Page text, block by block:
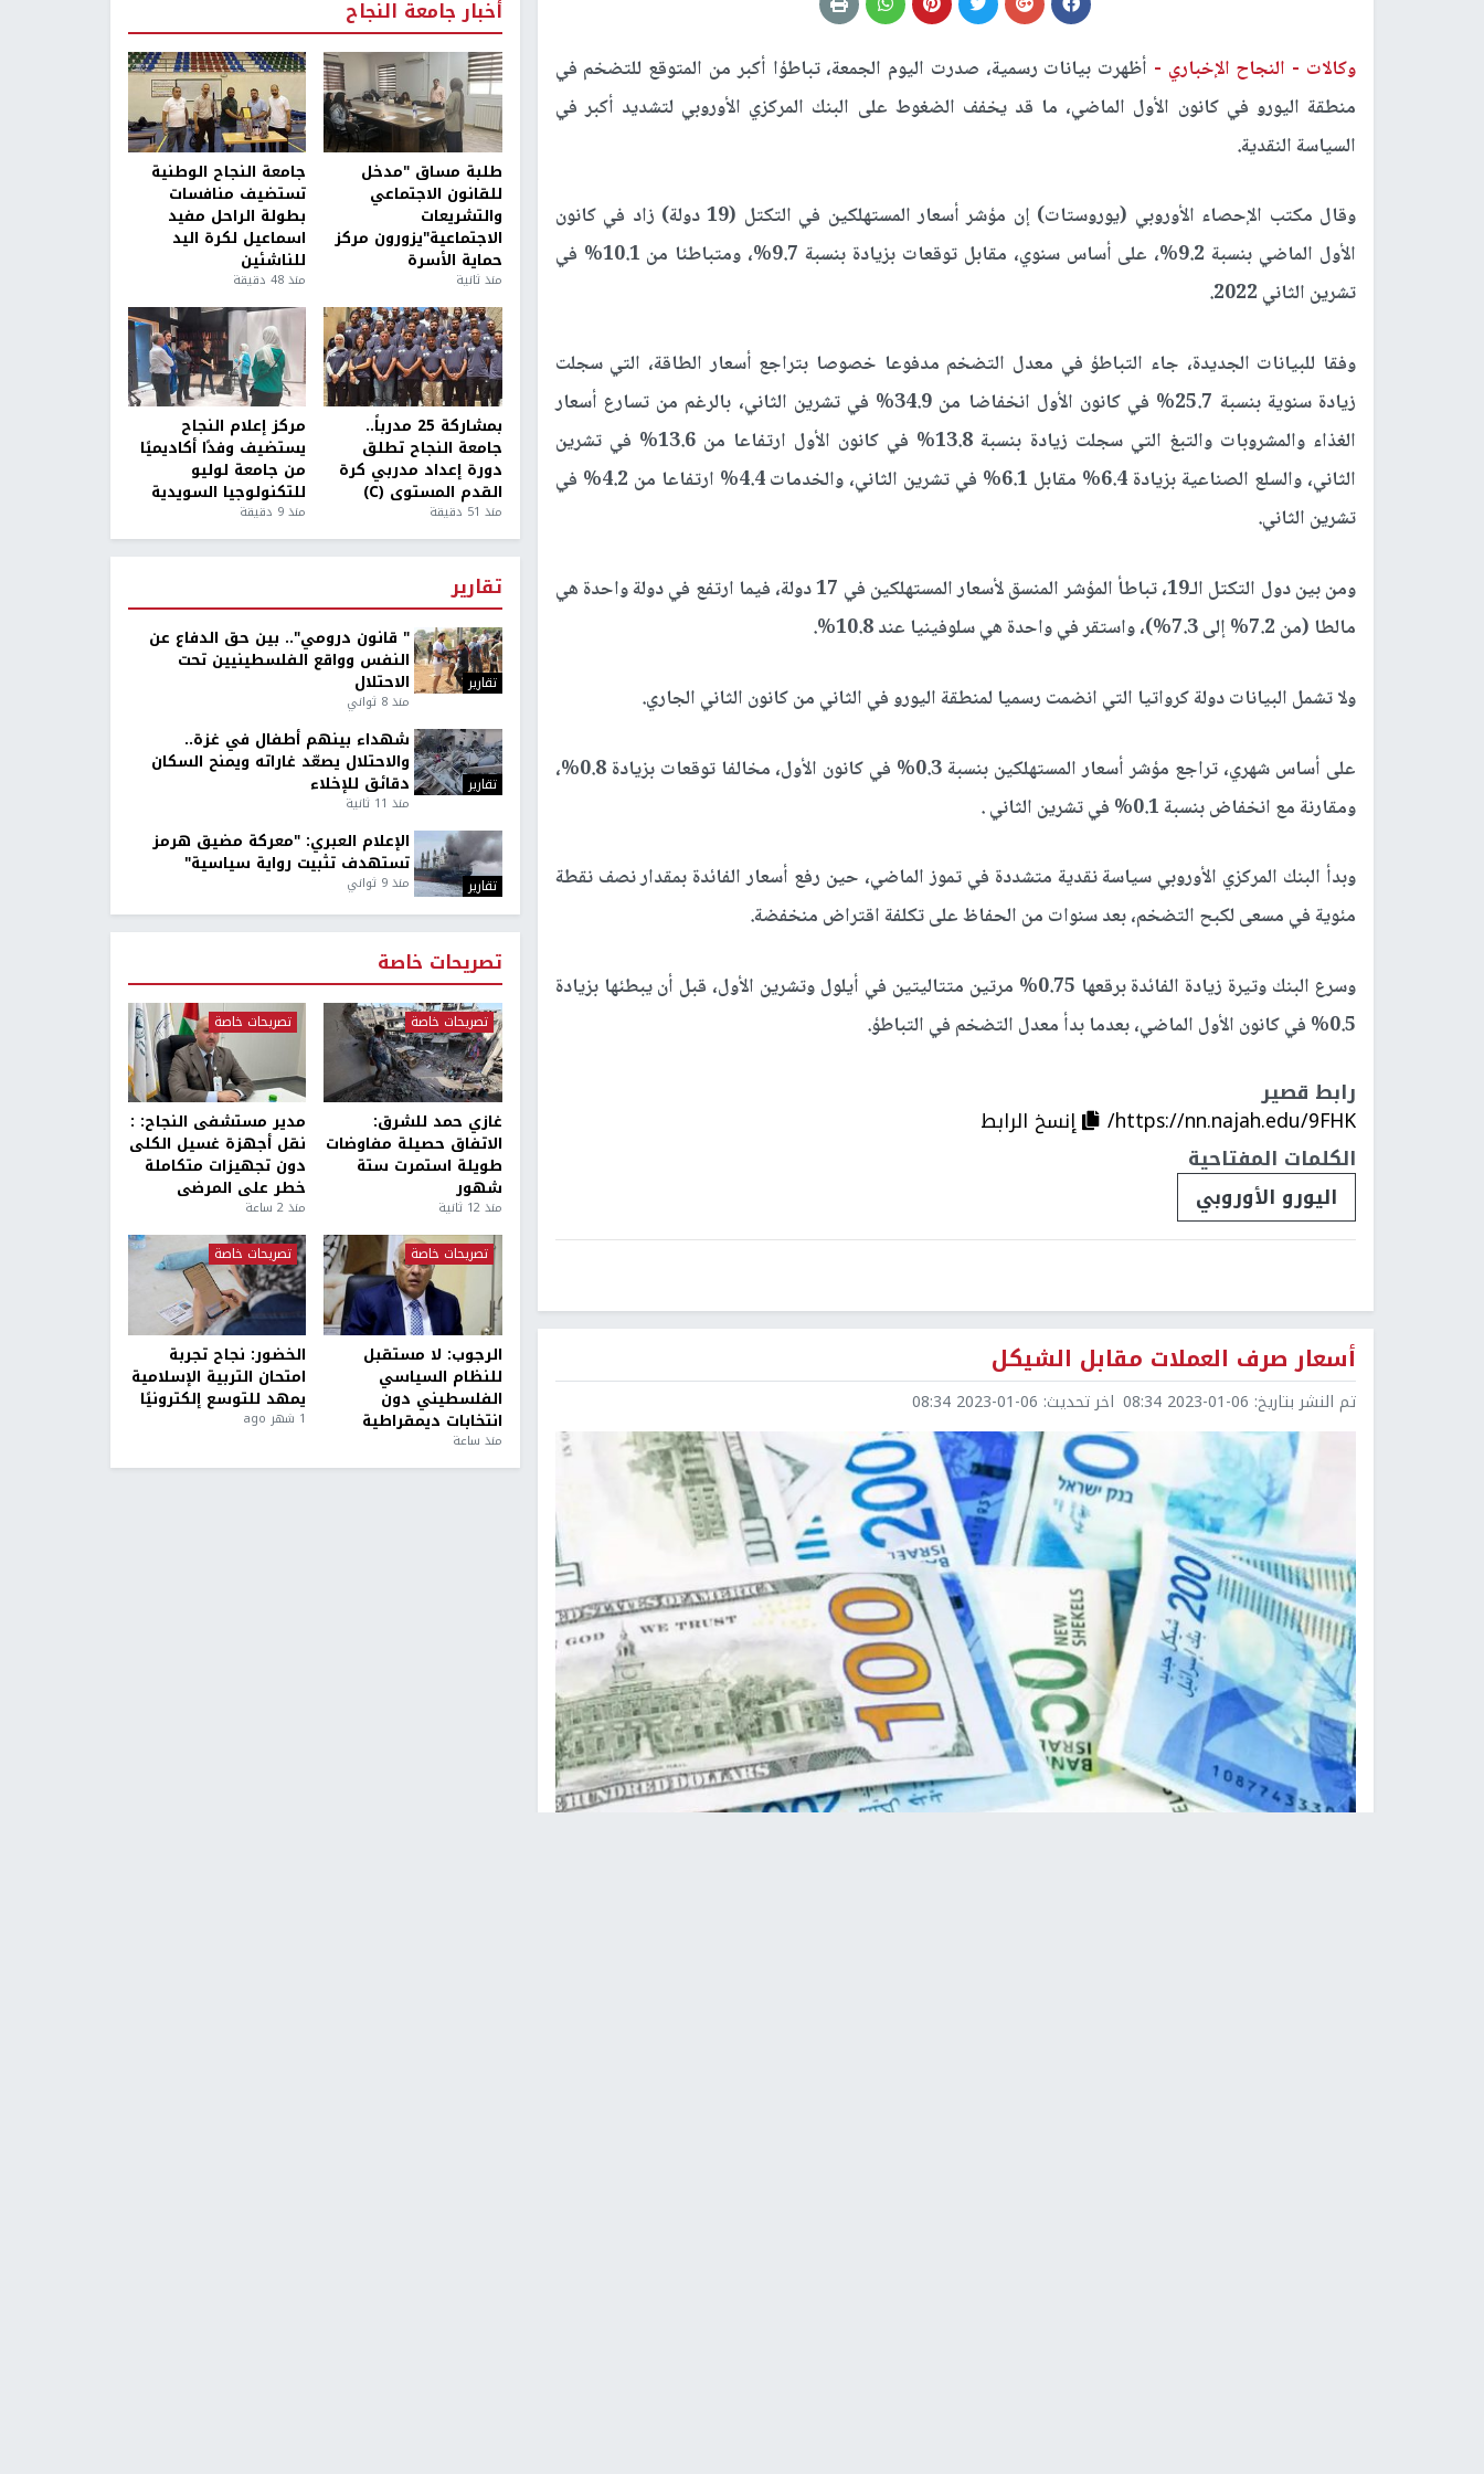
وكالات - النجاح الإخباري - أظهرت بيانات رسمية، صدرت اليوم الجمعة، تباطؤا أكبر من المتوقع للتضخم في
منطقة اليورو في كانون الأول الماضي، ما قد يخفف الضغوط على البنك المركزي الأوروبي لتشديد أكبر في
السياسة النقدية.
وقال مكتب الإحصاء الأوروبي (يوروستات) إن مؤشر أسعار المستهلكين في التكتل (19 دولة) زاد في كانون
الأول الماضي بنسبة 9.2%، على أساس سنوي، مقابل توقعات بزيادة بنسبة 9.7%، ومتباطئا من 10.1% في
تشرين الثاني 2022
.
وفقا للبيانات الجديدة، جاء التباطؤ في معدل التضخم مدفوعا خصوصا بتراجع أسعار الطاقة، التي سجلت
زيادة سنوية بنسبة 25.7% في كانون الأول انخفاضا من 34.9% في تشرين الثاني، بالرغم من تسارع أسعار
الغذاء والمشروبات والتبغ التي سجلت زيادة بنسبة 13.8% في كانون الأول ارتفاعا من 13.6% في تشرين
الثاني، والسلع الصناعية بزيادة 6.4% مقابل 6.1% في تشرين الثاني، والخدمات 4.4% ارتفاعا من 4.2% في
تشرين الثاني.
ومن بين دول التكتل الـ19، تباطأ المؤشر المنسق لأسعار المستهلكين في 17 دولة، فيما ارتفع في دولة واحدة هي
مالطا (من 7.2% إلى 7.3%)، واستقر في واحدة هي سلوفينيا عند 10.8
%
.
ولا تشمل البيانات دولة كرواتيا التي انضمت رسميا لمنطقة اليورو في الثاني من كانون الثاني الجاري.
على أساس شهري، تراجع مؤشر أسعار المستهلكين بنسبة 0.3% في كانون الأول، مخالفا توقعات بزيادة 0.8%،
ومقارنة مع انخفاض بنسبة 0.1% في تشرين الثاني .
وبدأ البنك المركزي الأوروبي سياسة نقدية متشددة في تموز الماضي، حين رفع أسعار الفائدة بمقدار نصف نقطة
مئوية في مسعى لكبح التضخم، بعد سنوات من الحفاظ على تكلفة اقتراض منخفضة.
وسرع البنك وتيرة زيادة الفائدة برقعها 0.75% مرتين متتاليتين في أيلول وتشرين الأول، قبل أن يبطئها بزيادة
0.5% في كانون الأول الماضي، بعدما بدأ معدل التضخم في التباطؤ
.
رابط قصير
https://nn.najah.edu/9FHK/
إنسخ الرابط
الكلمات المفتاحية
اليورو الأوروبي
أسعار صرف العملات مقابل الشيكل
تم النشر بتاريخ: 2023-01-06 08:34 اخر تحديث: 2023-01-06 08:34
أخبار جامعة النجاح
طلبة مساق "مدخل
للقانون الاجتماعي
والتشريعات
الاجتماعية"يزورون مركز
حماية الأسرة
منذ ثانية
جامعة النجاح الوطنية
تستضيف منافسات
بطولة الراحل مفيد
اسماعيل لكرة اليد
للناشئين
منذ 48 دقيقة
بمشاركة 25 مدرباً..
جامعة النجاح تطلق
دورة إعداد مدربي كرة
القدم المستوى (C)
منذ 51 دقيقة
مركز إعلام النجاح
يستضيف وفدًا أكاديميًا
من جامعة لوليو
للتكنولوجيا السويدية
منذ 9 دقيقة
تقارير
تقارير
" قانون درومي".. بين حق الدفاع عن
النفس وواقع الفلسطينيين تحت
الاحتلال
منذ 8 ثواني
تقارير
شهداء بينهم أطفال في غزة..
والاحتلال يصعّد غاراته ويمنح السكان
دقائق للإخلاء
منذ 11 ثانية
تقارير
الإعلام العبري: "معركة مضيق هرمز
تستهدف تثبيت رواية سياسية"
منذ 9 ثواني
تصريحات خاصة
تصريحات خاصة
غازي حمد للشرق:
الاتفاق حصيلة مفاوضات
طويلة استمرت ستة
شهور
منذ 12 ثانية
تصريحات خاصة
مدير مستشفى النجاح: :
نقل أجهزة غسيل الكلى
دون تجهيزات متكاملة
خطر على المرضى
منذ 2 ساعة
تصريحات خاصة
الرجوب: لا مستقبل
للنظام السياسي
الفلسطيني دون
انتخابات ديمقراطية
منذ ساعة
تصريحات خاصة
الخضور: نجاح تجربة
امتحان التربية الإسلامية
يمهد للتوسع إلكترونيًا
1 شهر ago